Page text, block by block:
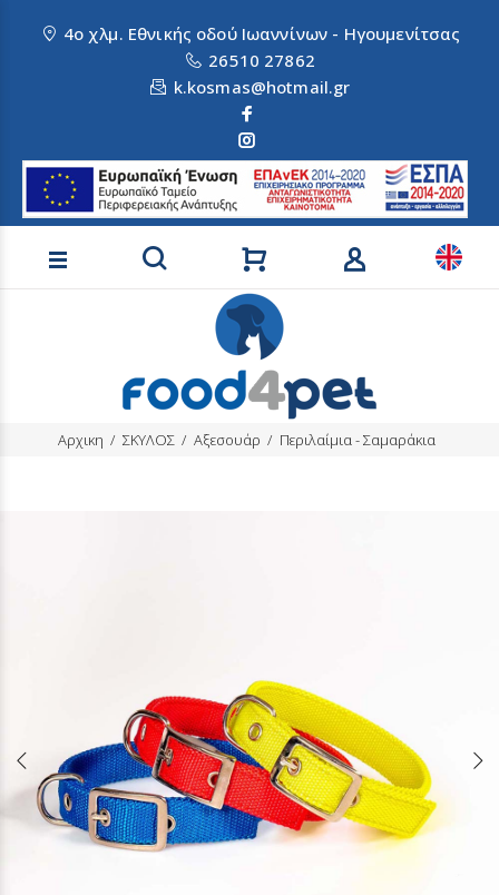
4ο χλμ. Εθνικής οδού Ιωαννίνων - Ηγουμενίτσας
26510 27862
k.kosmas@hotmail.gr
Αναζήτηση προϊόντων
Αρχικη ΣΚΥΛΟΣ Αξεσουάρ Περιλαίμια - Σαμαράκια